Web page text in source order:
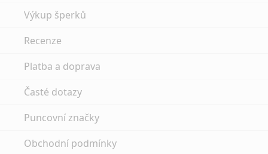
Výkup šperků
Recenze
Platba a doprava
Časté dotazy
Puncovní značky
Obchodní podmínky